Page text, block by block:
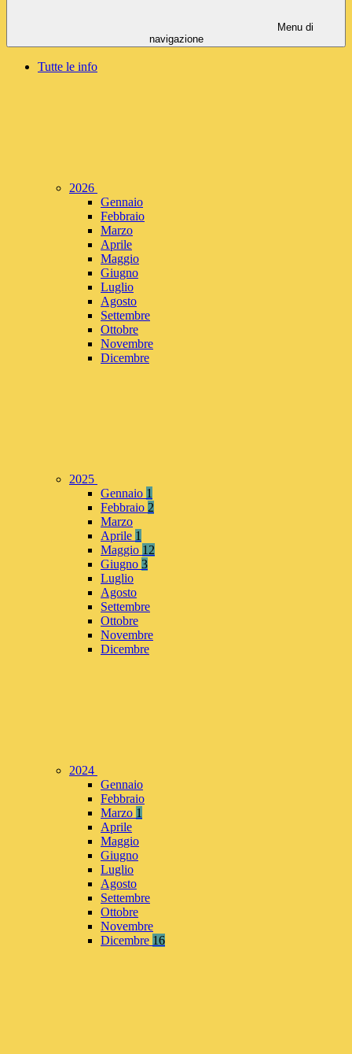
Menu di
navigazione
Tutte le info
2026
Gennaio
Febbraio
Marzo
Aprile
Maggio
Giugno
Luglio
Agosto
Settembre
Ottobre
Novembre
Dicembre
2025
Gennaio 1
Febbraio 2
Marzo
Aprile 1
Maggio 12
Giugno 3
Luglio
Agosto
Settembre
Ottobre
Novembre
Dicembre
2024
Gennaio
Febbraio
Marzo 1
Aprile
Maggio
Giugno
Luglio
Agosto
Settembre
Ottobre
Novembre
Dicembre 16